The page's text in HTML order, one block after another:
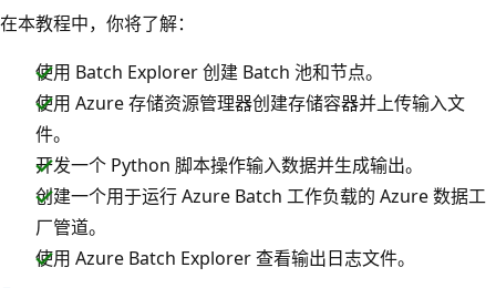
在本教程中，你将了解：
使用 Batch Explorer 创建 Batch 池和节点。
使用 Azure 存储资源管理器创建存储容器并上传输入文
件。
开发一个 Python 脚本操作输入数据并生成输出。
创建一个用于运行 Azure Batch 工作负载的 Azure 数据工
厂管道。
使用 Azure Batch Explorer 查看输出日志文件。